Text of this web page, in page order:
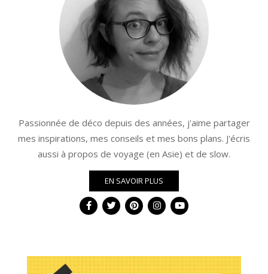
Passionnée de déco depuis des années, j'aime partager
mes inspirations, mes conseils et mes bons plans. J'écris
aussi à propos de voyage (en Asie) et de slow.
EN SAVOIR PLUS